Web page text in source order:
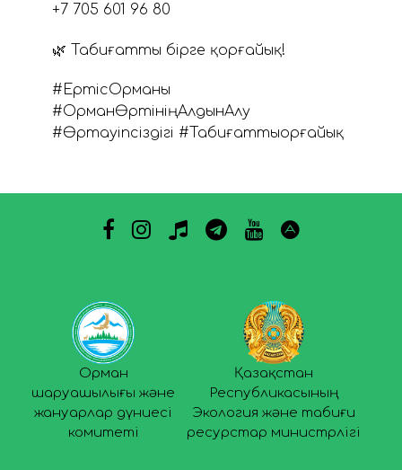
+7 705 601 96 80
🌿 Табиғатты бірге қорғайық!
#ЕртісОрманы
#ОрманӨртініңАлдынАлу
#ӨртҚауіпсіздігі #ТабиғаттыҚорғайық
Орман
шаруашылығы және
жануарлар дүниесі
комитеті
Қазақстан
Республикасының
Экология және табиғи
ресурстар министрлігі